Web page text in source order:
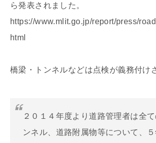
ら発表されました。
https://www.mlit.go.jp/report/press/
html
橋梁・トンネルなどは点検が義務付け
２０１４年度より道路管理者は全
ンネル、道路附属物等について、